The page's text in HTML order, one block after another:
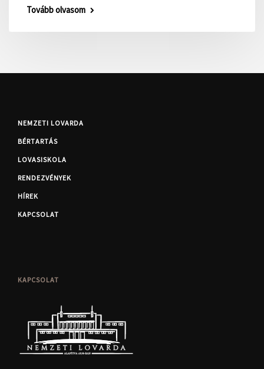
Tovább olvasom
NEMZETI LOVARDA
BÉRTARTÁS
LOVASISKOLA
RENDEZVÉNYEK
HÍREK
KAPCSOLAT
KAPCSOLAT